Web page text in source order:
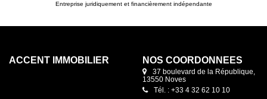
Entreprise juridiquement et financièrement indépendante
ACCENT IMMOBILIER NOS COORDONNÉES
37 boulevard de la République,
13550 Noves
Tél. : +33 4 32 62 10 10